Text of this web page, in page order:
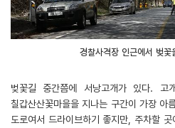
경찰사격장 인근에서 벚꽃
벚꽃길 중간쯤에 서낭고개가 있다. 고
칠갑산산꽃마을을 지나는 구간이 가장 아
도로여서 드라이브하기 좋지만, 주차할